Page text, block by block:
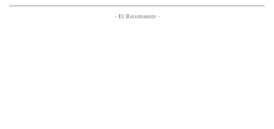
- Et Recomanem -